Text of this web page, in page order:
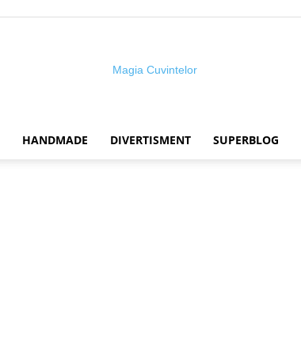
HANDMADE DIVERTISMENT SUPERBLOG